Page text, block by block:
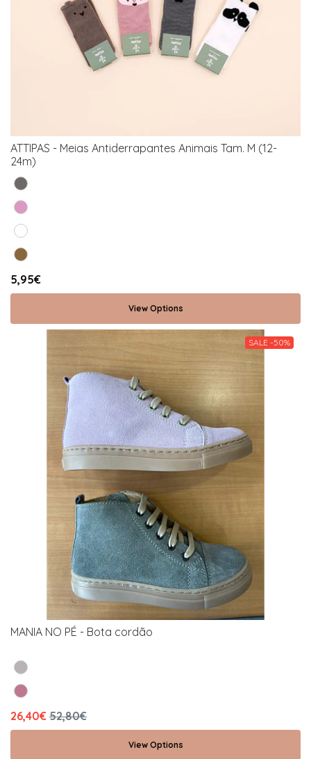
ATTIPAS - Meias Antiderrapantes Animais Tam. M (12-
24m)
5,95€
View Options
SALE -50%
MANIA NO PÉ - Bota cordão
26,40€ 52,80€
View Options